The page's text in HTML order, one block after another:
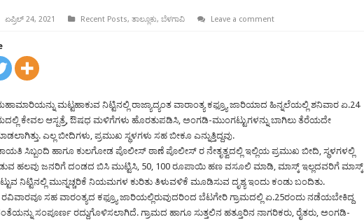
ಏಪ್ರಿಲ್ 24, 2021 Recent Posts, ತಾಲ್ಲೂಕು, ಬೆಳಗಾವಿ Leave a comment
ಮಟ್ಟಹಾಕುವ ನಿಟ್ಟಿನಲ್ಲಿ ರಾಜ್ಯಾದ್ಯಂತ ವಾರಾಂತ್ಯ ಕಫ್ರ್ಯೂ ಜಾರಿಯಾದ ಹಿನ್ನಲೆಯಲ್ಲಿ ಶನಿವಾರ ಏ.24
ಕೇವಲ ಆಸ್ಪತ್ರೆ, ಔಷಧ ಮಳಿಗೆಗಳು ಹೊರತುಪಡಿಸಿ, ಅಂಗಡಿ-ಮುಂಗಟ್ಟುಗಳನ್ನು ಬಾಗಿಲು ತೆರೆಯದೇ
ಎಲ್ಲ ಬೀದಿಗಳು, ಪ್ರಮುಖ ಸ್ಥಳಗಳು ಸಹ ಬೀಕೂ ಎನ್ನುತ್ತಿದ್ದವು.
ಸಿಬ್ಬಂದಿ ಹಾಗೂ ಕುಲಗೋಡ ಪೊಲೀಸ್ ಠಾಣೆ ಪೊಲೀಸ್ ರ ನೇತೃತ್ವದಲ್ಲಿ ಇಲ್ಲಿಯ ಪ್ರಮುಖ ಬೀದಿ, ಸ್ಥಳಗಳಲ್ಲಿ
ಹಲವು ಜನರಿಗೆ ದಂಡದ ಬಿಸಿ ಮುಟ್ಟಿಸಿ, 50, 100 ರೂಪಾಯಿ ಹಣ ವಸೂಲಿ ಮಾಡಿ, ಮಾಸ್ಕ್ ಇಲ್ಲದವರಿಗೆ ಮಾಸ್ಕ್
ನಿಟ್ಟಿನಲ್ಲಿ ಮುನ್ನಚ್ಚರಿಕೆ ನಿಯಮಗಳ ಕುರಿತು ತಿಳುವಳಿಕೆ ಮೂಡಿಸುವ ದೃಶ್ಯ ಇಂದು ಕಂಡು ಬಂದಿತು.
ರವಿವಾರವೂ ಸಹ ವಾರಂತ್ಯದ ಕಫ್ರ್ಯೂ ಜಾರಿಯಲ್ಲಿರುವುದರಿಂದ ಬೆಟಗೇರಿ ಗ್ರಾಮದಲ್ಲಿ ಏ.25ರಂದು ನಡೆಯಬೇಕಿದ್ದ
ಸಂಪೂರ್ಣ ರದ್ದುಗೊಳಿಸಲಾಗಿದೆ. ಗ್ರಾಮದ ಹಾಗೂ ಸುತ್ತಲಿನ ಹತ್ತೂರಿನ ನಾಗರಿಕರು, ರೈತರು, ಅಂಗಡಿ-